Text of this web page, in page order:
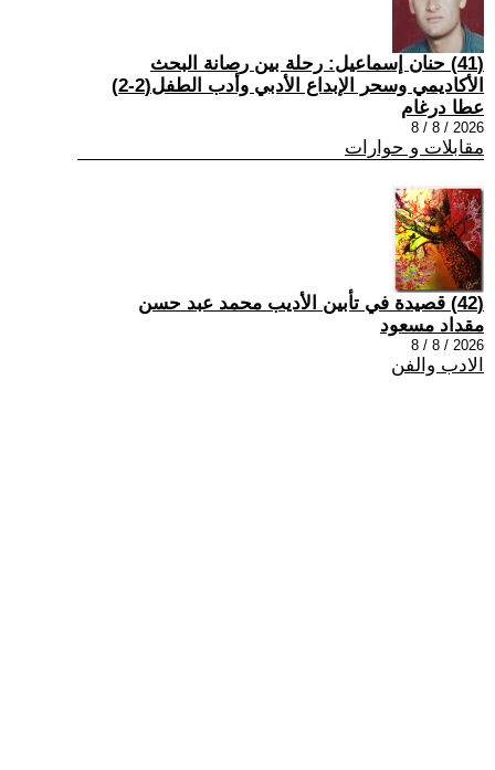
(41) حنان إسماعيل: رحلة بين رصانة البحث
الأكاديمي وسحر الإبداع الأدبي وأدب الطفل(2-2)
عطا درغام
2026 / 8 / 8
مقابلات و حوارات
(42) قصيدة في تأبين الأديب محمد عبد حسن
مقداد مسعود
2026 / 8 / 8
الادب والفن